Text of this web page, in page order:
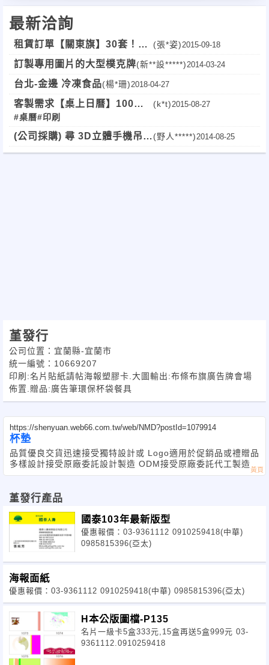
最新洽詢
租賃訂單【關東旗】30套！全
省！
(張*姿) 2015-09-18
訂製專用圖片的大型樸克牌(新**設*****) 2014-03-24
台北-金邊 冷凍食品(楊*珊) 2018-04-27
客製需求【桌上日曆】100
個！全台！
(k*t) 2015-08-27
#桌曆#印刷
(公司採購) 尋 3D立體手機吊飾
(1000個!)
(野人*****) 2014-08-25
堇發行
公司位置：宜蘭縣-宜蘭市
統一編號：10669207
印刷:名片貼紙請帖海報塑膠卡.大圖輸出:布條布旗廣告牌會場
佈置.贈品:廣告筆環保杯袋餐具
https://shenyuan.web66.com.tw/web/NMD?postId=1079914
杯墊
品質優良交貨迅速接受獨特設計或 Logo適用於促銷品或禮贈品
多樣設計接受原廠委託設計製造 ODM接受原廠委託代工製造
堇發行產品
國泰103年最新版型
優惠報價：03-9361112 0910259418(中華)
0985815396(亞太)
海報面紙
優惠報價：03-9361112 0910259418(中華) 0985815396(亞太)
H本公版圖檔-P135
名片一級卡5盒333元,15盒再送5盒999元 03-
9361112.0910259418